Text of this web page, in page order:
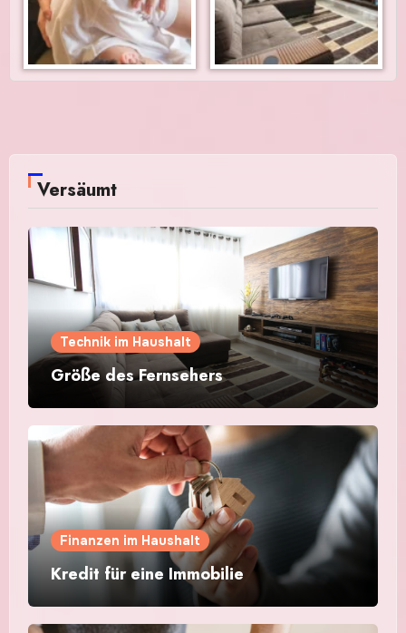
Versäumt
Technik im Haushalt
Größe des Fernsehers
Finanzen im Haushalt
Kredit für eine Immobilie